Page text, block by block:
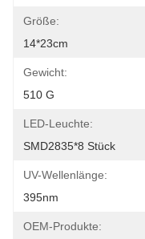
Größe:
14*23cm
Gewicht:
510 G
LED-Leuchte:
SMD2835*8 Stück
UV-Wellenlänge:
395nm
OEM-Produkte: